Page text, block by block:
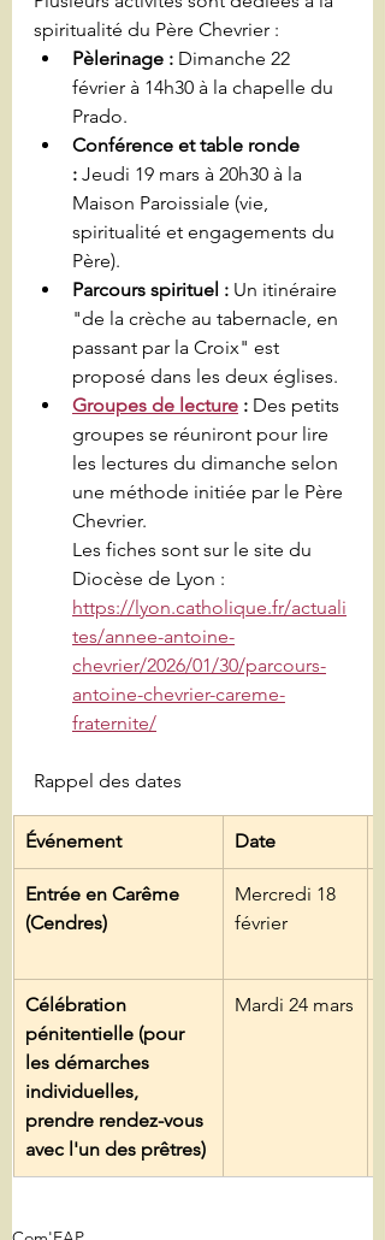
spiritualité du Père Chevrier :
Pèlerinage : Dimanche 22
février à 14h30 à la chapelle du
Prado.
Conférence et table ronde
: Jeudi 19 mars à 20h30 à la
Maison Paroissiale (vie,
spiritualité et engagements du
Père).
Parcours spirituel : Un itinéraire
"de la crèche au tabernacle, en
passant par la Croix" est
proposé dans les deux églises.
Groupes de lecture : Des petits
groupes se réuniront pour lire
les lectures du dimanche selon
une méthode initiée par le Père
Chevrier.
Les fiches sont sur le site du
Diocèse de Lyon :
https://lyon.catholique.fr/actuali
tes/annee-antoine-
chevrier/2026/01/30/parcours-
antoine-chevrier-careme-
fraternite/
Rappel des dates
Événement Date
Entrée en Carême
(Cendres)
Mercredi 18
février
Célébration
pénitentielle (pour
les démarches
individuelles,
prendre rendez-vous
avec l'un des prêtres)
Mardi 24 mars